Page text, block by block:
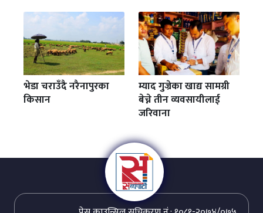
भेडा चराउँदै नरैनापुरका
किसान
म्याद गुज्रेका खाद्य सामग्री
बेच्ने तीन व्यवसायीलाई
जरिवाना